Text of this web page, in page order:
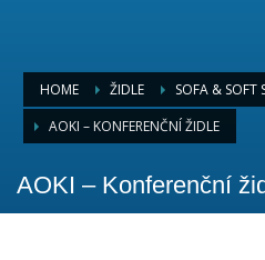
HOME ŽIDLE
SOFA & SOFT
AOKI – KONFERENČNÍ ŽIDLE
AOKI – Konferenční